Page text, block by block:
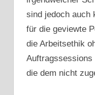
sind jedoch auch
für die geviewte
die Arbeitsethik
Auftragssessions
die dem nicht